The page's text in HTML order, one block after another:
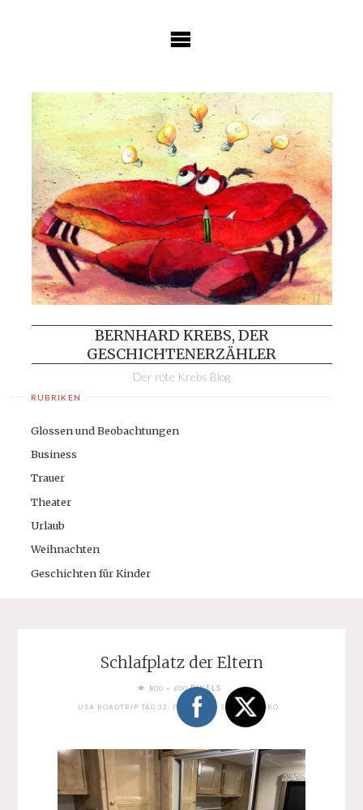
BERNHARD KREBS, DER
GESCHICHTENERZÄHLER
Der rote Krebs Blog
RUBRIKEN
Glossen und Beobachtungen
Business
Trauer
Theater
Urlaub
Weihnachten
Geschichten für Kinder
Schlafplatz der Eltern
FULL800 × 600PIXELS
USA ROADTRIP TAG 32: PALO ALTO. SAN LEANDRO